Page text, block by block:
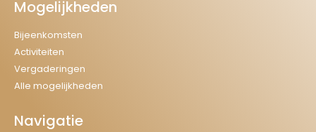
Mogelijkheden
Bijeenkomsten
Activiteiten
Vergaderingen
Alle mogelijkheden
Navigatie